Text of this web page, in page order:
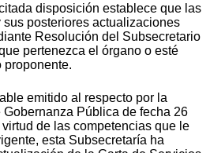
disposición establece que las
posteriores actualizaciones
Resolución del Subsecretario
pertenezca el órgano o esté
proponente.
emitido al respecto por la
Pública de fecha 26
de las competencias que le
esta Subsecretaría ha